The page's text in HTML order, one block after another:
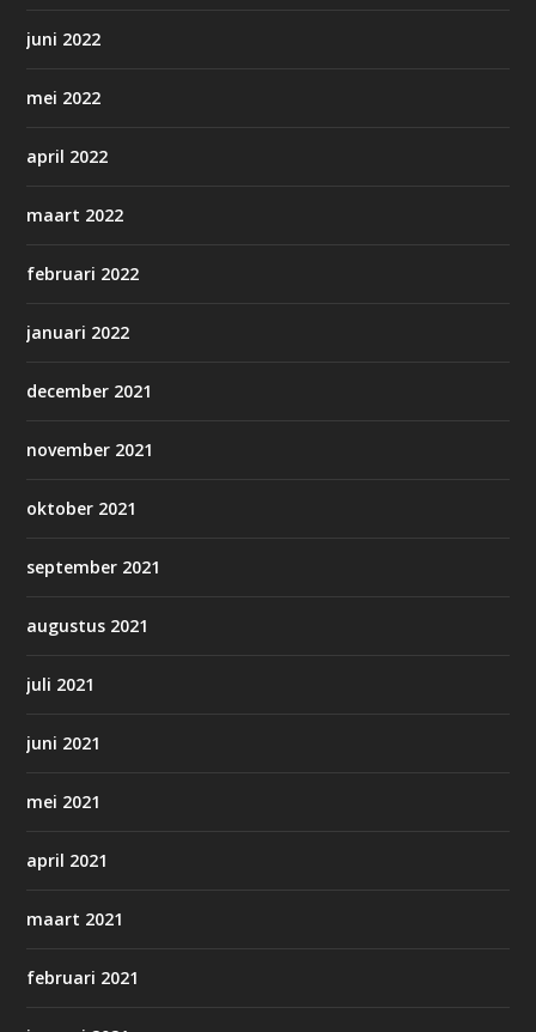
juni 2022
mei 2022
april 2022
maart 2022
februari 2022
januari 2022
december 2021
november 2021
oktober 2021
september 2021
augustus 2021
juli 2021
juni 2021
mei 2021
april 2021
maart 2021
februari 2021